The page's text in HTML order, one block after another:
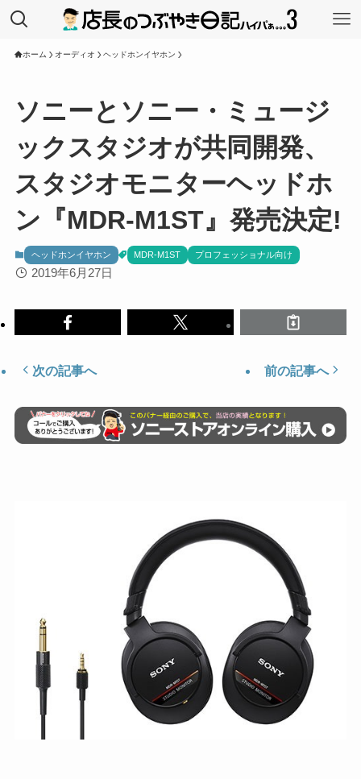
ホーム オーディオ ヘッドホンイヤホン
ソニーとソニー・ミュージ
ックスタジオが共同開発、
スタジオモニターヘッドホ
ン『MDR-M1ST』発売決定!
ヘッドホンイヤホン MDR-M1ST プロフェッショナル向け
2019年6月27日
次の記事へ 前の記事へ